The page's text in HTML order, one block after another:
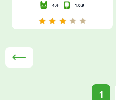
4.4 1.0.9
1